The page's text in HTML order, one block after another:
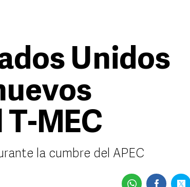
Unidos
MEC
la cumbre del APEC